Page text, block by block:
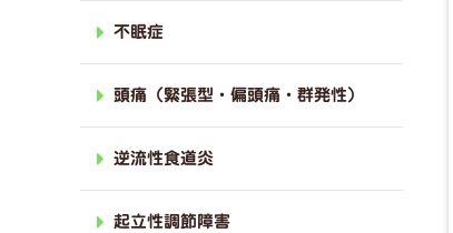
不眠症
頭痛（緊張型・偏頭痛・群発性）
逆流性食道炎
起立性調節障害